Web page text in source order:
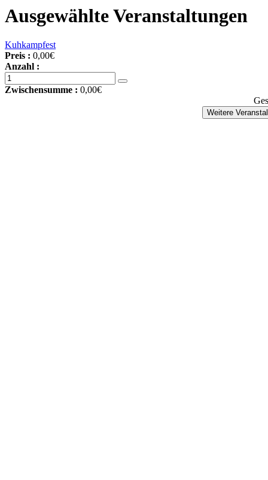
Ausgewählte Veranstaltungen
Kuhkampfest
Preis : 0,00€
Anzahl :
Zwischensumme : 0,00€
Weitere